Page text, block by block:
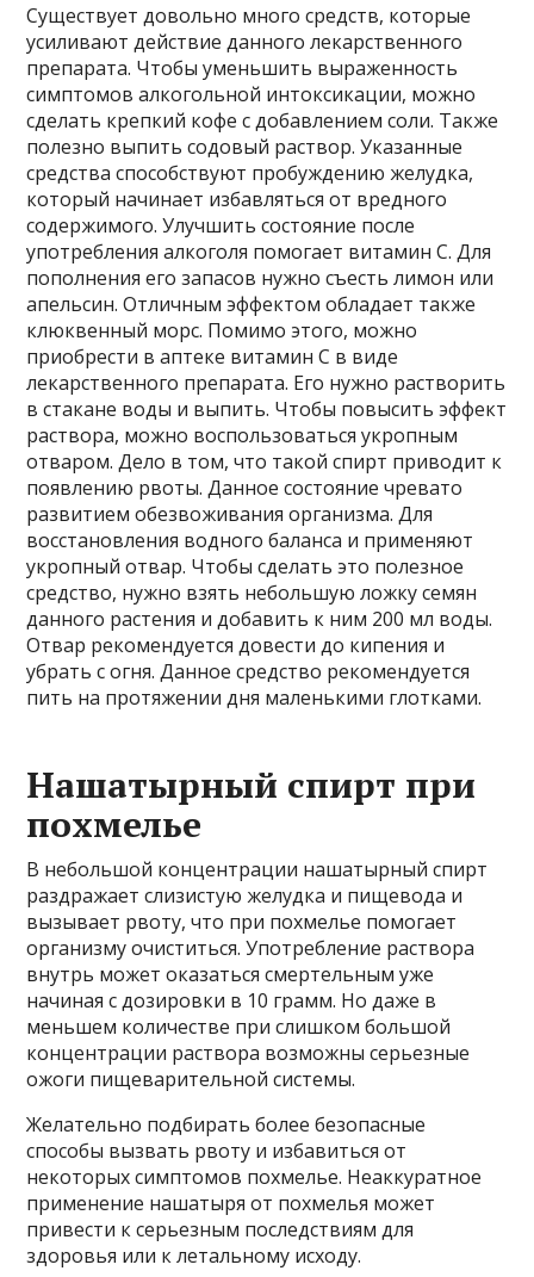
Существует довольно много средств, которые
усиливают действие данного лекарственного
препарата. Чтобы уменьшить выраженность
симптомов алкогольной интоксикации, можно
сделать крепкий кофе с добавлением соли. Также
полезно выпить содовый раствор. Указанные
средства способствуют пробуждению желудка,
который начинает избавляться от вредного
содержимого. Улучшить состояние после
употребления алкоголя помогает витамин С. Для
пополнения его запасов нужно съесть лимон или
апельсин. Отличным эффектом обладает также
клюквенный морс. Помимо этого, можно
приобрести в аптеке витамин С в виде
лекарственного препарата. Его нужно растворить
в стакане воды и выпить. Чтобы повысить эффект
раствора, можно воспользоваться укропным
отваром. Дело в том, что такой спирт приводит к
появлению рвоты. Данное состояние чревато
развитием обезвоживания организма. Для
восстановления водного баланса и применяют
укропный отвар. Чтобы сделать это полезное
средство, нужно взять небольшую ложку семян
данного растения и добавить к ним 200 мл воды.
Отвар рекомендуется довести до кипения и
убрать с огня. Данное средство рекомендуется
пить на протяжении дня маленькими глотками.
Нашатырный спирт при
похмелье
В небольшой концентрации нашатырный спирт
раздражает слизистую желудка и пищевода и
вызывает рвоту, что при похмелье помогает
организму очиститься. Употребление раствора
внутрь может оказаться смертельным уже
начиная с дозировки в 10 грамм. Но даже в
меньшем количестве при слишком большой
концентрации раствора возможны серьезные
ожоги пищеварительной системы.
Желательно подбирать более безопасные
способы вызвать рвоту и избавиться от
некоторых симптомов похмелье. Неаккуратное
применение нашатыря от похмелья может
привести к серьезным последствиям для
здоровья или к летальному исходу.